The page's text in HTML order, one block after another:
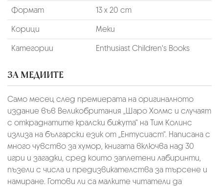
Формат
13 x 20 cm
Корици
Меки
Категории
Enthusiast Children's Books
ЗА МЕДИИТЕ
Само месец след премиерата на оригиналното
издание във Великобритания „Шаро Холмс и случаят
с откраднатите кралски бижута“ на Тим Колинс
излиза на български език от „Ентусиаст“. Написана с
много чувство за хумор, книгата включва над 30
игри и загадки, сред които заплетени лабиринти,
пъзели с числа и предизвикателства за търсене и
намиране. Готови ли са малките читатели да